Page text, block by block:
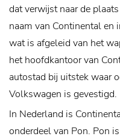
dat verwijst naar de
naam van Continental en
wat is afgeleid van het
het hoofdkantoor van
autostad bij uitstek waar
Volkswagen is gevestigd.
In Nederland is
onderdeel van Pon. Pon